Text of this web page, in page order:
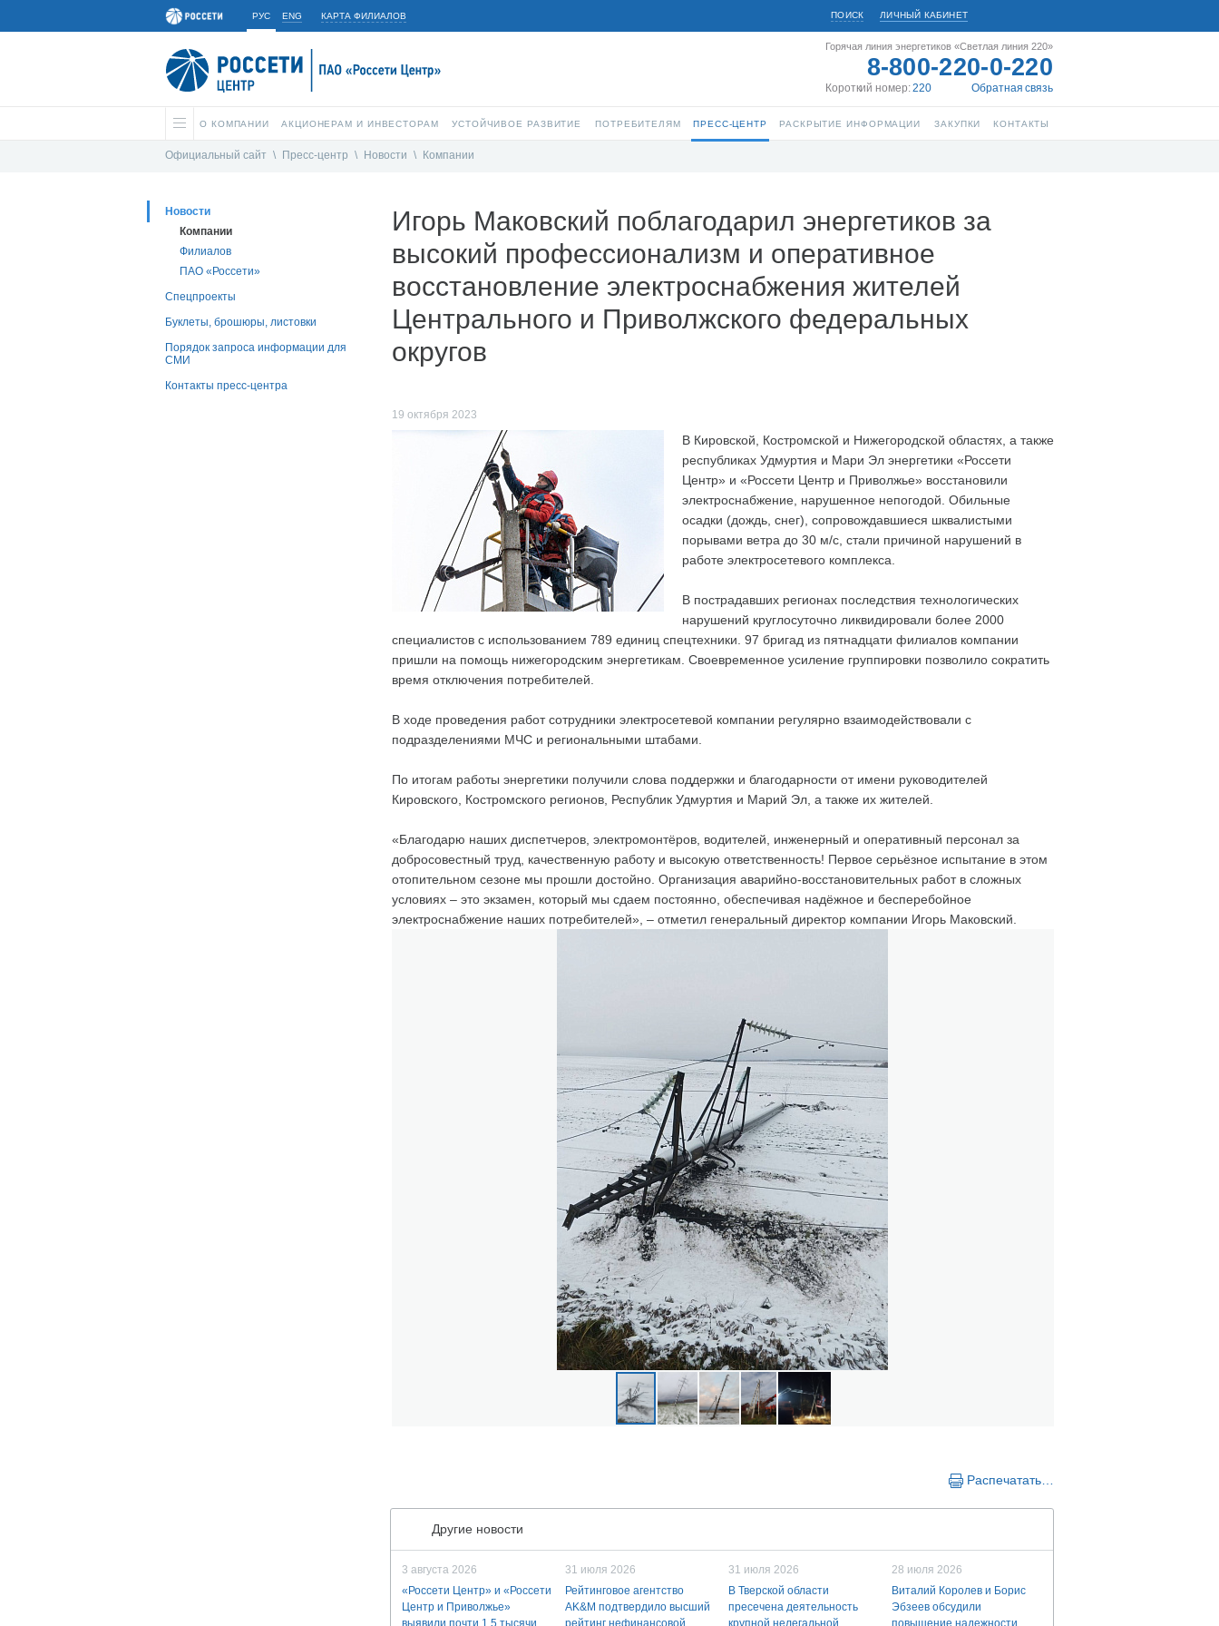
РУС ENG КАРТА ФИЛИАЛОВ ЛИЧНЫЙ КАБИНЕТ
ПОИСК
Горячая линия энергетиков «Светлая линия 220»
8-800-220-0-220
Короткий номер:220 Обратная связь
О КОМПАНИИ АКЦИОНЕРАМ И ИНВЕСТОРАМ УСТОЙЧИВОЕ РАЗВИТИЕ ПОТРЕБИТЕЛЯМ ПРЕСС-ЦЕНТР РАСКРЫТИЕ ИНФОРМАЦИИ ЗАКУПКИ КОНТАКТЫ
Официальный сайт \ Пресс-центр \ Новости \ Компании
Новости
Компании
Филиалов
ПАО «Россети»
Спецпроекты
Буклеты, брошюры, листовки
Порядок запроса информации для
СМИ
Контакты пресс-центра
Игорь Маковский поблагодарил энергетиков за
высокий профессионализм и оперативное
восстановление электроснабжения жителей
Центрального и Приволжского федеральных
округов
19 октября 2023
В Кировской, Костромской и Нижегородской областях, а также
республиках Удмуртия и Мари Эл энергетики «Россети
Центр» и «Россети Центр и Приволжье» восстановили
электроснабжение, нарушенное непогодой. Обильные
осадки (дождь, снег), сопровождавшиеся шквалистыми
порывами ветра до 30 м/с, стали причиной нарушений в
работе электросетевого комплекса.
В пострадавших регионах последствия технологических
нарушений круглосуточно ликвидировали более 2000
специалистов с использованием 789 единиц спецтехники. 97 бригад из пятнадцати филиалов компании
пришли на помощь нижегородским энергетикам. Своевременное усиление группировки позволило сократить
время отключения потребителей.
В ходе проведения работ сотрудники электросетевой компании регулярно взаимодействовали с
подразделениями МЧС и региональными штабами.
По итогам работы энергетики получили слова поддержки и благодарности от имени руководителей
Кировского, Костромского регионов, Республик Удмуртия и Марий Эл, а также их жителей.
«Благодарю наших диспетчеров, электромонтёров, водителей, инженерный и оперативный персонал за
добросовестный труд, качественную работу и высокую ответственность! Первое серьёзное испытание в этом
отопительном сезоне мы прошли достойно. Организация аварийно-восстановительных работ в сложных
условиях – это экзамен, который мы сдаем постоянно, обеспечивая надёжное и бесперебойное
электроснабжение наших потребителей», – отметил генеральный директор компании Игорь Маковский.
Распечатать…
Другие новости
3 августа 2026
«Россети Центр» и «Россети
Центр и Приволжье»
31 июля 2026
Рейтинговое агентство
AK&M подтвердило высший
31 июля 2026
В Тверской области
пресечена деятельность
28 июля 2026
Виталий Королев и Борис
Эбзеев обсудили